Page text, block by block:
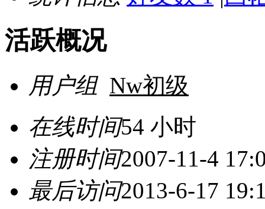
活跃概况
用户组 Nw初级
在线时间54 小时
注册时间2007-11-4
最后访问2013-6-17